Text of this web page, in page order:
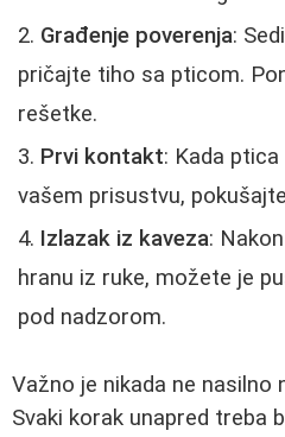
Građenje poverenja:
pričajte tiho sa pticom.
rešetke.
Prvi kontakt: Kada
vašem prisustvu,
Izlazak iz kaveza:
hranu iz ruke, možete je
pod nadzorom.
Važno je nikada ne
Svaki korak unapred treba